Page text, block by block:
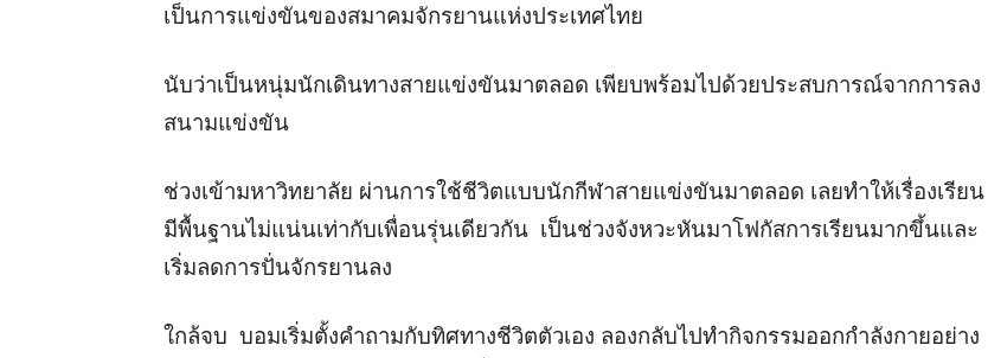
เป็นการแข่งขันของสมาคมจักรยานแห่งประเทศไทย
นับว่าเป็นหนุ่มนักเดินทางสายแข่งขันมาตลอด เพียบพร้อมไปด้วยประสบการณ์จากการลง
สนามแข่งขัน
ช่วงเข้ามหาวิทยาลัย ผ่านการใช้ชีวิตแบบนักกีฬาสายแข่งขันมาตลอด เลยทำให้เรื่องเรียน
มีพื้นฐานไม่แน่นเท่ากับเพื่อนรุ่นเดียวกัน เป็นช่วงจังหวะหันมาโฟกัสการเรียนมากขึ้นและ
เริ่มลดการปั่นจักรยานลง
ใกล้จบ บอมเริ่มตั้งคำถามกับทิศทางชีวิตตัวเอง ลองกลับไปทำกิจกรรมออกกำลังกายอย่าง